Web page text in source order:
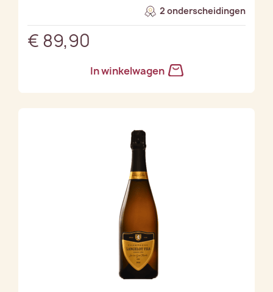
2 onderscheidingen
€ 89,90
In winkelwagen